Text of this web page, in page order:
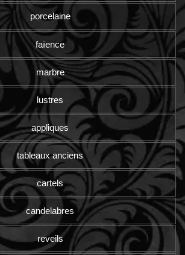
porcelaine
faïence
marbre
lustres
appliques
tableaux anciens
cartels
candelabres
reveils